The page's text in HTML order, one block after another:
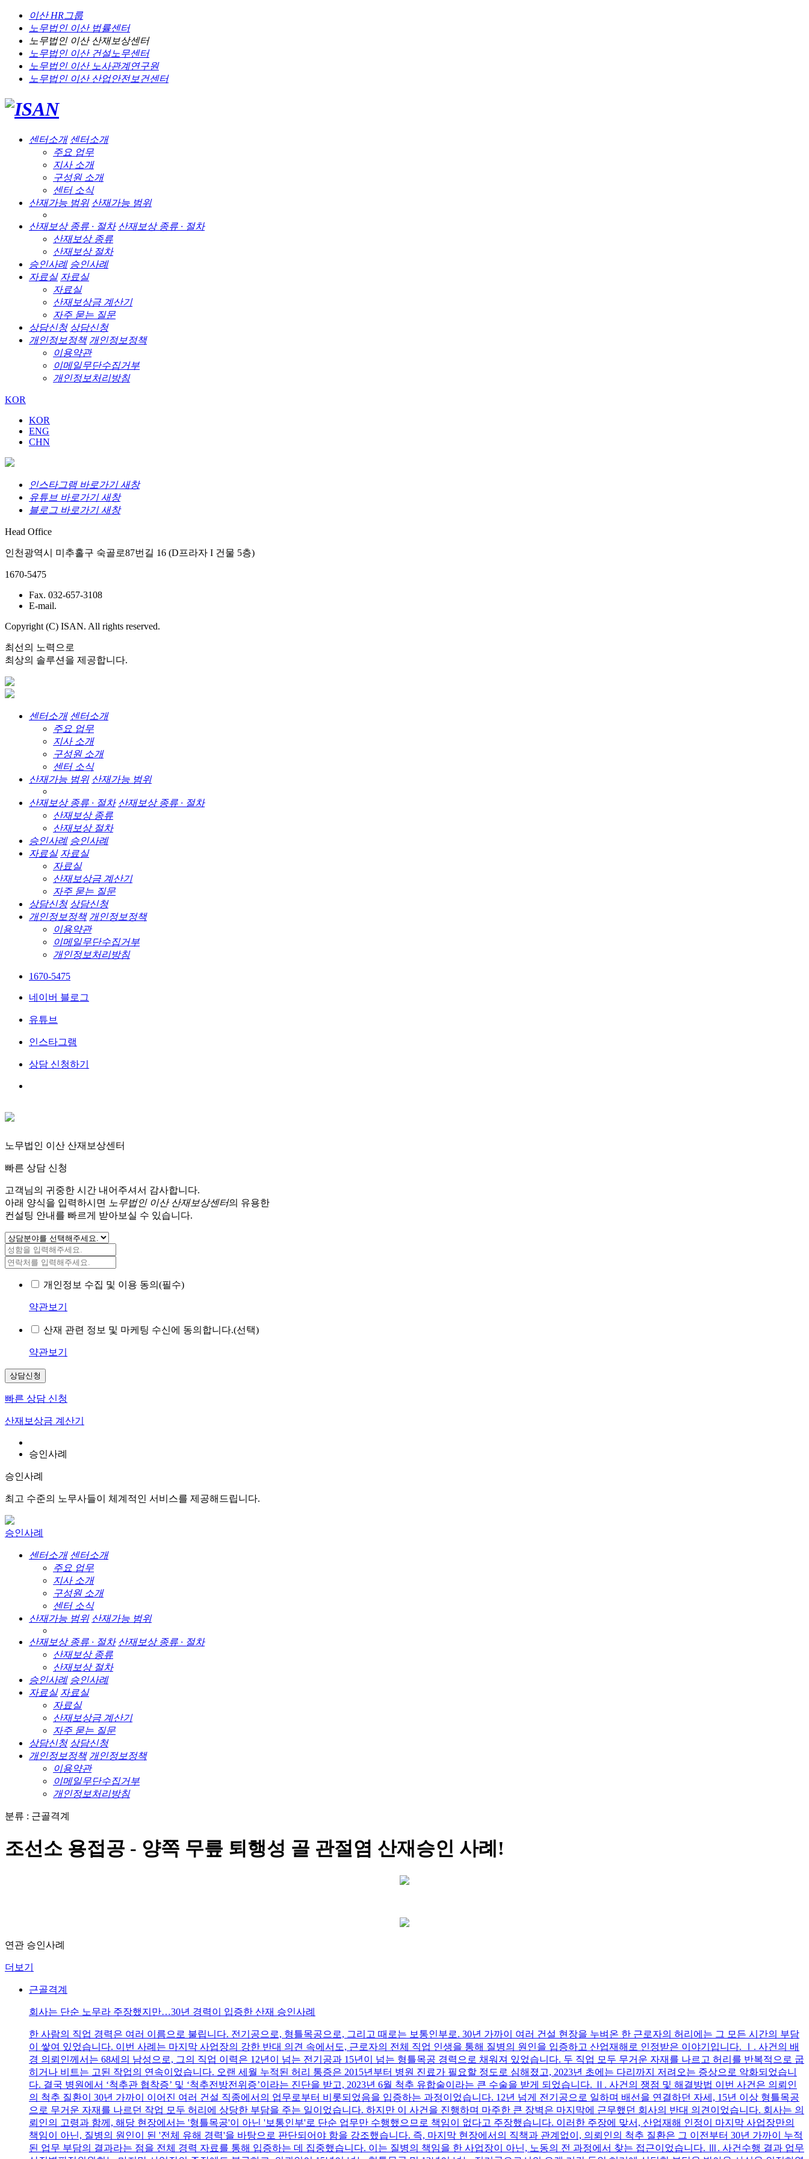
이산 HR그룹
노무법인 이산법률센터
노무법인 이산산재보상센터
노무법인 이산건설노무센터
노무법인 이산노사관계연구원
노무법인 이산산업안전보건센터
센터소개 센터소개
주요 업무
지사 소개
구성원 소개
센터 소식
산재가능 범위 산재가능 범위
산재보상 종류 · 절차 산재보상 종류 · 절차
산재보상 종류
산재보상 절차
승인사례 승인사례
자료실 자료실
자료실
산재보상금 계산기
자주 묻는 질문
상담신청 상담신청
개인정보정책 개인정보정책
이용약관
이메일무단수집거부
개인정보처리방침
KOR
KOR
ENG
CHN
인스타그램 바로가기 새창
유튜브 바로가기 새창
블로그 바로가기 새창
Head Office
인천광역시 미추홀구 숙골로87번길 16 (D프라자 I 건물 5층)
1670-5475
Fax. 032-657-3108
E-mail.
Copyright (C) ISAN. All rights reserved.
최선의 노력으로
최상의 솔루션을 제공합니다.
센터소개 센터소개
주요 업무
지사 소개
구성원 소개
센터 소식
산재가능 범위 산재가능 범위
산재보상 종류 · 절차 산재보상 종류 · 절차
산재보상 종류
산재보상 절차
승인사례 승인사례
자료실 자료실
자료실
산재보상금 계산기
자주 묻는 질문
상담신청 상담신청
개인정보정책 개인정보정책
이용약관
이메일무단수집거부
개인정보처리방침
1670-5475
네이버 블로그
유튜브
인스타그램
상담 신청하기
노무법인 이산 산재보상센터
빠른 상담 신청
고객님의 귀중한 시간 내어주셔서 감사합니다.
아래 양식을 입력하시면
노무법인 이산 산재보상센터의 유용한
컨설팅 안내를 빠르게 받아보실 수 있습니다.
개인정보 수집 및 이용 동의(필수)
약관보기
산재 관련 정보 및 마케팅 수신에 동의합니다.(선택)
약관보기
상담신청
빠른 상담 신청
산재보상금 계산기
승인사례
승인사례
최고 수준의 노무사들이 체계적인 서비스를 제공해드립니다.
승인사례
센터소개 센터소개
주요 업무
지사 소개
구성원 소개
센터 소식
산재가능 범위 산재가능 범위
산재보상 종류 · 절차 산재보상 종류 · 절차
산재보상 종류
산재보상 절차
승인사례 승인사례
자료실 자료실
자료실
산재보상금 계산기
자주 묻는 질문
상담신청 상담신청
개인정보정책 개인정보정책
이용약관
이메일무단수집거부
개인정보처리방침
분류 : 근골격계
조선소 용접공 - 양쪽 무릎 퇴행성 골 관절염 산재승인 사례!
연관 승인사례
더보기
근골격계
회사는 단순 노무라 주장했지만…30년 경력이 입증한 산재 승인사례
한 사람의 직업 경력은 여러 이름으로 불립니다. 전기공으로, 형틀목공으로, 그리고 때로는 보통인부로. 30년 가까이 여러 건설 현장을 누벼온 한 근로자의 허리에는 그 모든 시간의 부담
이 쌓여 있었습니다. 이번 사례는 마지막 사업장의 강한 반대 의견 속에서도, 근로자의 전체 직업 인생을 통해 질병의 원인을 입증하고 산업재해로 인정받은 이야기입니다. Ⅰ. 사건의 배
경 의뢰인께서는 68세의 남성으로, 그의 직업 이력은 12년이 넘는 전기공과 15년이 넘는 형틀목공 경력으로 채워져 있었습니다. 두 직업 모두 무거운 자재를 나르고 허리를 반복적으로 굽
히거나 비트는 고된 작업의 연속이었습니다. 오랜 세월 누적된 허리 통증은 2015년부터 병원 진료가 필요할 정도로 심해졌고, 2023년 초에는 다리까지 저려오는 증상으로 악화되었습니
다. 결국 병원에서 ‘척추관 협착증’ 및 ‘척추전방전위증’이라는 진단을 받고, 2023년 6월 척추 유합술이라는 큰 수술을 받게 되었습니다. Ⅱ. 사건의 쟁점 및 해결방법 이번 사건은 의뢰인
의 척추 질환이 30년 가까이 이어진 여러 건설 직종에서의 업무로부터 비롯되었음을 입증하는 과정이었습니다. 12년 넘게 전기공으로 일하며 배선을 연결하던 자세, 15년 이상 형틀목공
으로 무거운 자재를 나르던 작업 모두 허리에 상당한 부담을 주는 일이었습니다. 하지만 이 사건을 진행하며 마주한 큰 장벽은 마지막에 근무했던 회사의 반대 의견이었습니다. 회사는 의
뢰인의 고령과 함께, 해당 현장에서는 '형틀목공'이 아닌 '보통인부'로 단순 업무만 수행했으므로 책임이 없다고 주장했습니다. 이러한 주장에 맞서, 산업재해 인정이 마지막 사업장만의
책임이 아닌, 질병의 원인이 된 '전체 유해 경력'을 바탕으로 판단되어야 함을 강조했습니다. 즉, 마지막 현장에서의 직책과 관계없이, 의뢰인의 척추 질환은 그 이전부터 30년 가까이 누적
된 업무 부담의 결과라는 점을 전체 경력 자료를 통해 입증하는 데 집중했습니다. 이는 질병의 책임을 한 사업장이 아닌, 노동의 전 과정에서 찾는 접근이었습니다. Ⅲ. 사건수행 결과 업무